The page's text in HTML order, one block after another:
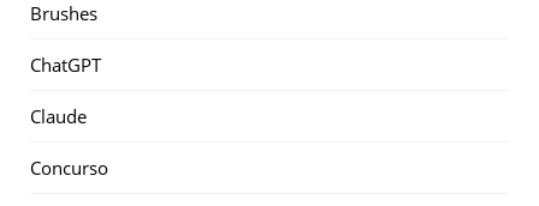
Brushes
ChatGPT
Claude
Concurso